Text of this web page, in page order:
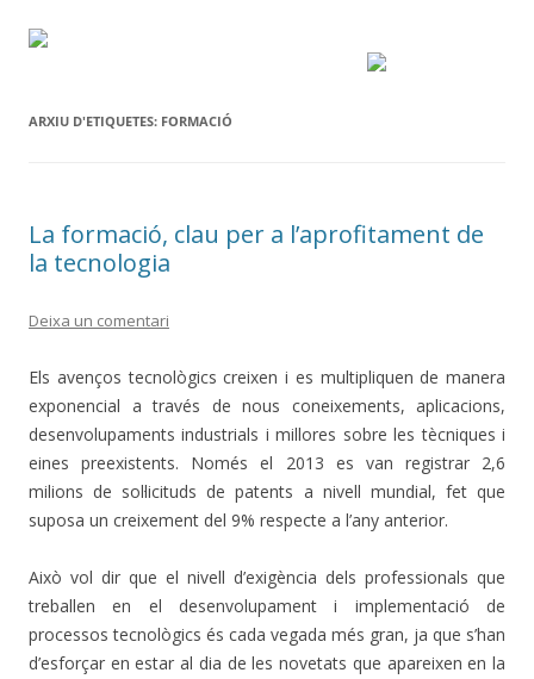
ARXIU D'ETIQUETES: FORMACIÓ
La formació, clau per a l’aprofitament de
la tecnologia
Deixa un comentari
Els avenços tecnològics creixen i es multipliquen de manera
exponencial a través de nous coneixements, aplicacions,
desenvolupaments industrials i millores sobre les tècniques i
eines preexistents. Només el 2013 es van registrar 2,6
milions de sol·licituds de patents a nivell mundial, fet que
suposa un creixement del 9% respecte a l’any anterior.
Això vol dir que el nivell d’exigència dels professionals que
treballen en el desenvolupament i implementació de
processos tecnològics és cada vegada més gran, ja que s’han
d’esforçar en estar al dia de les novetats que apareixen en la